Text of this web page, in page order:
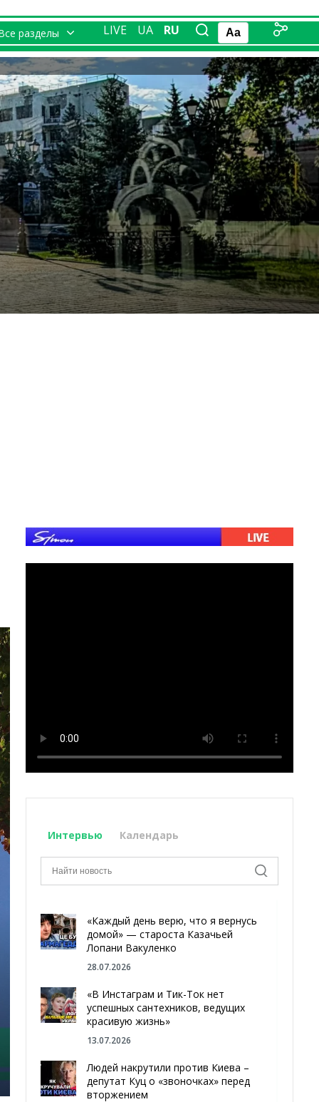
разделы LIVE UA RU Aa
Интервью Календарь
«Каждый день верю, что я вернусь
домой» — староста Казачьей
Лопани Вакуленко
28.07.2026
«В Инстаграм и Тик-Ток нет
успешных сантехников, ведущих
красивую жизнь»
13.07.2026
Людей накрутили против Киева –
депутат Куц о «звоночках» перед
вторжением